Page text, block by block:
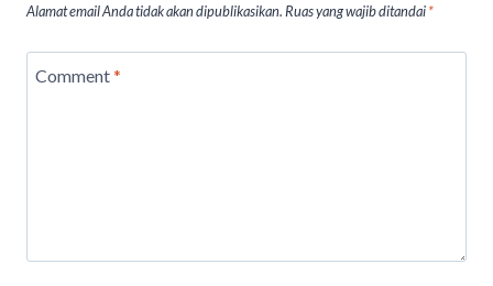
Alamat email Anda tidak akan dipublikasikan. Ruas yang wajib ditandai*
Comment*